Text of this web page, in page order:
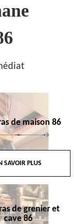
de maison 86
SAVOIR PLUS
de grenier et
cave 86